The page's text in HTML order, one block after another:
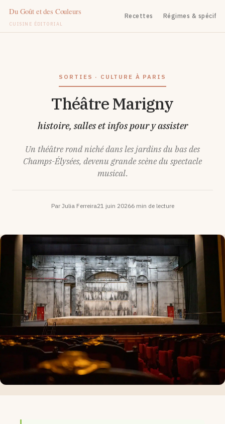
CUISINE ÉDITORIAL
Recettes Régimes &
SORTIES · CULTURE À PARIS
Théâtre Marigny
histoire, salles et infos pour y assister
Un théâtre rond niché dans les jardins du bas des
Champs-Élysées, devenu grande scène du spectacle
musical.
Par Julia Ferreira21 juin 20266 min de lecture